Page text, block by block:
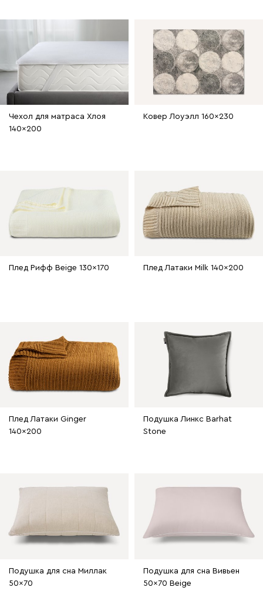
Чехол для матраса Хлоя
140x200
Ковер Лоуэлл 160x230
Плед Рифф Beige 130x170 Плед Латаки Milk 140x200
Плед Латаки Ginger
140x200
Подушка Линкс Barhat
Stone
Подушка для сна Миллак
50x70
Подушка для сна Вивьен
50x70 Beige